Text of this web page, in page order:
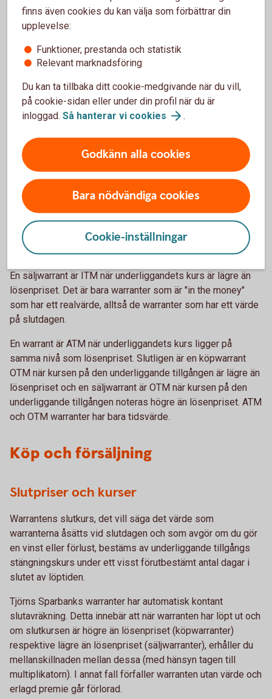
Tidsvärdet representerar värdet en placerare vill betala för
den hävstångseffekt en warrant innebär. Förväntningar på
en framtida kursrörelse (volatilitet) är en annan viktig
komponent i tidsvärdet.
En warrant baserad på ett volatilt underliggande (ett
underliggande med hög kursrörlighet) har alltså ett högre
tidsvärde än en warrant på ett underliggande med lägre
ITM, ATM, OTM
Begrepp som "in the money" (ITM), "at the money" (ATM)
och "out of the money" (OTM) används ofta för att beskriva
hur en warrants lösenpris förhåller sig till aktuellt aktiepris.
En köpwarrant är ITM när underliggandet (till exempel
aktiekursen) överstiger lösenpriset.
En säljwarrant är ITM när underliggandets kurs är lägre än
lösenpriset. Det är bara warranter som är "in the money"
som har ett realvärde, alltså de warranter som har ett värde
på slutdagen.
En warrant är ATM när underliggandets kurs ligger på
samma nivå som lösenpriset. Slutligen är en köpwarrant
OTM när kursen på den underliggande tillgången är lägre än
lösenpriset och en säljwarrant är OTM när kursen på den
underliggande tillgången noteras högre än lösenpriset. ATM
och OTM warranter har bara tidsvärde.
Köp och försäljning
Slutpriser och kurser
Warrantens slutkurs, det vill säga det värde som
warranterna åsätts vid slutdagen och som avgör om du gör
en vinst eller förlust, bestäms av underliggande tillgångs
stängningskurs under ett visst förutbestämt antal dagar i
slutet av löptiden.
Tjörns Sparbanks warranter har automatisk kontant
slutavräkning. Detta innebär att när warranten har löpt ut och
om slutkursen är högre än lösenpriset (köpwarranter)
respektive lägre än lösenpriset (säljwarranter), erhåller du
mellanskillnaden mellan dessa (med hänsyn tagen till
multiplikatorn). I annat fall förfaller warranten utan värde och
erlagd premie går förlorad.
finns även cookies du kan välja som förbättrar din
upplevelse:
Funktioner, prestanda och statistik
Relevant marknadsföring
Du kan ta tillbaka ditt cookie-medgivande när du vill,
på cookie-sidan eller under din profil när du är
inloggad. Så hanterar vi cookies .
Godkänn alla cookies
Bara nödvändiga cookies
Cookie-inställningar